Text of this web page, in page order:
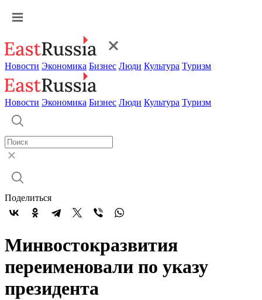
Новости Экономика Бизнес Люди Культура Туризм
Новости Экономика Бизнес Люди Культура Туризм
Поделиться
Минвостокразвития
переименовали по указу
президента